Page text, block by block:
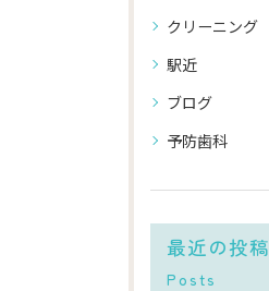
クリーニング
駅近
ブログ
予防歯科
最近の投稿
Posts